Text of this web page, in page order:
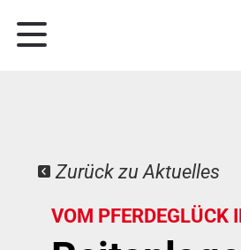
Zurück zu Aktuelles
VOM PFERDEGLÜCK